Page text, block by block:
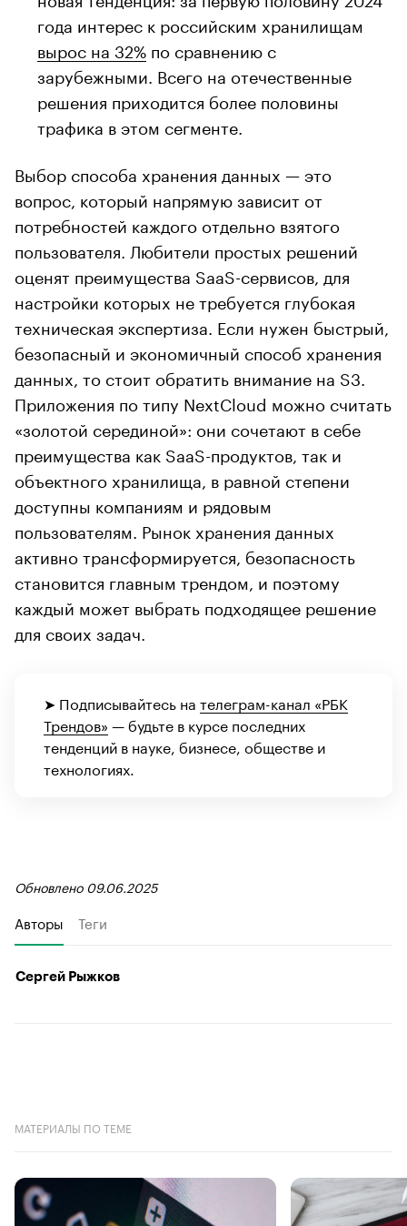
года интерес к российским хранилищам
вырос на 32% по сравнению с
зарубежными. Всего на отечественные
решения приходится более половины
трафика в этом сегменте.
Выбор способа хранения данных — это
вопрос, который напрямую зависит от
потребностей каждого отдельно взятого
пользователя. Любители простых решений
оценят преимущества SaaS-сервисов, для
настройки которых не требуется глубокая
техническая экспертиза. Если нужен быстрый,
безопасный и экономичный способ хранения
данных, то стоит обратить внимание на S3.
Приложения по типу NextCloud можно считать
«золотой серединой»: они сочетают в себе
преимущества как SaaS-продуктов, так и
объектного хранилища, в равной степени
доступны компаниям и рядовым
пользователям. Рынок хранения данных
активно трансформируется, безопасность
становится главным трендом, и поэтому
каждый может выбрать подходящее решение
для своих задач.
➤ Подписывайтесь на телеграм-канал «РБК
Трендов» — будьте в курсе последних
тенденций в науке, бизнесе, обществе и
технологиях.
Обновлено 09.06.2025
Авторы Теги
Сергей Рыжков
МАТЕРИАЛЫ ПО ТЕМЕ